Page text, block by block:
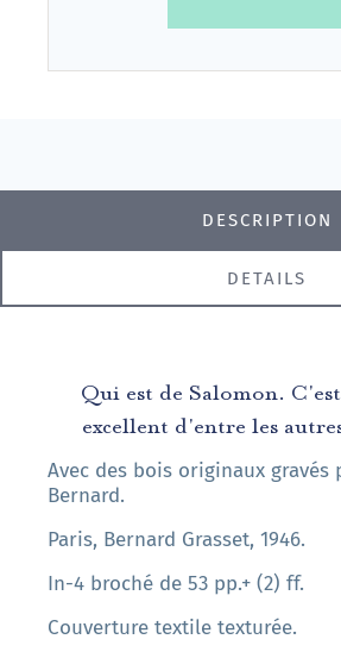
DESCRIPTION
DETAILS
Qui est de Salomon.
excellent d'entre les
Avec des bois originaux gravés
Bernard.
Paris, Bernard Grasset, 1946.
In-4 broché de 53 pp.+ (2) ff.
Couverture textile texturée.